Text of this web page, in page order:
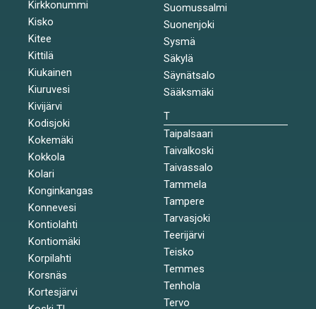
Kirkkonummi
Kisko
Kitee
Kittilä
Kiukainen
Kiuruvesi
Kivijärvi
Kodisjoki
Kokemäki
Kokkola
Kolari
Konginkangas
Konnevesi
Kontiolahti
Kontiomäki
Korpilahti
Korsnäs
Kortesjärvi
Suomussalmi
Suonenjoki
Sysmä
Säkylä
Säynätsalo
Sääksmäki
T
Taipalsaari
Taivalkoski
Taivassalo
Tammela
Tampere
Tarvasjoki
Teerijärvi
Teisko
Temmes
Tenhola
Tervo